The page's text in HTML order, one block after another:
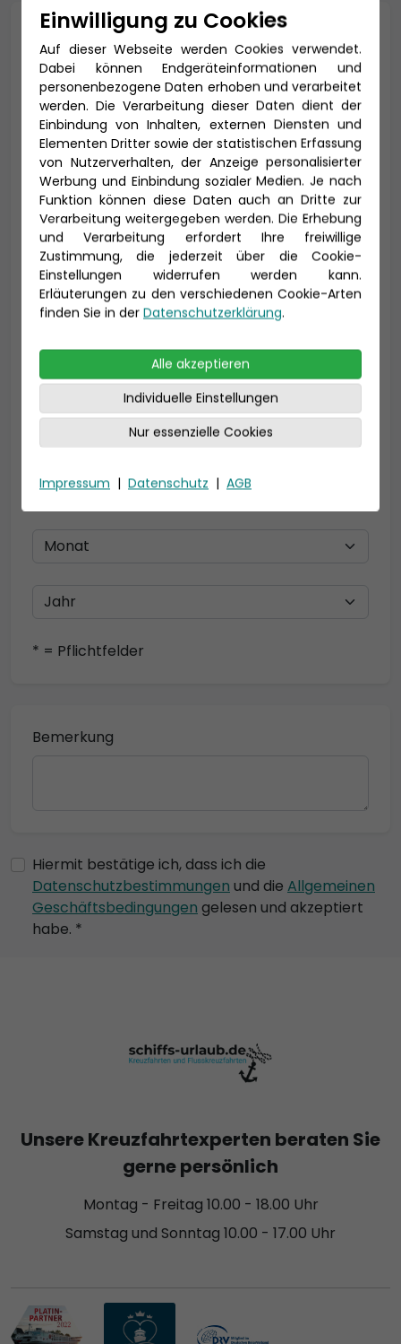
Anrede *
Titel
Vorname * Nachname *
E-Mail *
Telefon *
* = Pflichtfelder
Bemerkung
Hiermit bestätige ich, dass ich die
Datenschutzbestimmungen und die Allgemeinen
Geschäftsbedingungen gelesen und akzeptiert
habe. *
Einwilligung zu Cookies
Auf dieser Webseite werden Cookies verwendet.
Dabei können Endgeräteinformationen und
personenbezogene Daten erhoben und verarbeitet
werden. Die Verarbeitung dieser Daten dient der
Einbindung von Inhalten, externen Diensten und
Elementen Dritter sowie der statistischen Erfassung
von Nutzerverhalten, der Anzeige personalisierter
Werbung und Einbindung sozialer Medien. Je nach
Funktion können diese Daten auch an Dritte zur
Verarbeitung weitergegeben werden. Die Erhebung
und Verarbeitung erfordert Ihre freiwillige
Zustimmung, die jederzeit über die Cookie-
Einstellungen widerrufen werden kann.
Erläuterungen zu den verschiedenen Cookie-Arten
finden Sie in der Datenschutzerklärung.
Alle akzeptieren
Individuelle Einstellungen
Nur essenzielle Cookies
Impressum | Datenschutz | AGB
Unsere Kreuzfahrtexperten beraten Sie
gerne persönlich
Montag - Freitag 10.00 - 18.00 Uhr
Samstag und Sonntag 10.00 - 17.00 Uhr